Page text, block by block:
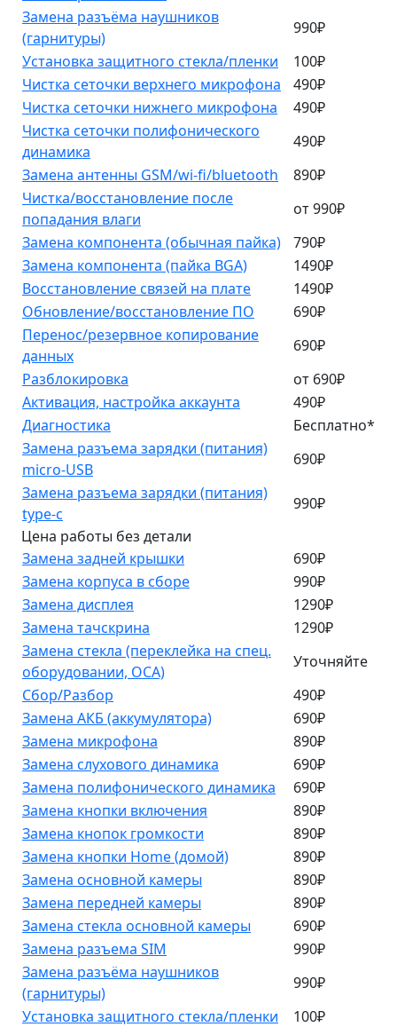
Замена разъёма наушников
(гарнитуры)
990₽
Установка защитного стекла/пленки
100₽
Чистка сеточки верхнего микрофона
490₽
Чистка сеточки нижнего микрофона
490₽
Чистка сеточки полифонического
динамика
490₽
Замена антенны GSM/wi-fi/bluetooth
890₽
Чистка/восстановление после
попадания влаги
от 990₽
Замена компонента (обычная пайка)
790₽
Замена компонента (пайка BGA)
1490₽
Восстановление связей на плате
1490₽
Обновление/восстановление ПО
690₽
Перенос/резервное копирование
данных
690₽
Разблокировка
от 690₽
Активация, настройка аккаунта
490₽
Диагностика
Бесплатно*
Замена разъема зарядки (питания)
micro-USB
690₽
Замена разъема зарядки (питания)
type-c
990₽
Цена работы без детали
Замена задней крышки
690₽
Замена корпуса в сборе
990₽
Замена дисплея
1290₽
Замена тачскрина
1290₽
Замена стекла (переклейка на спец.
оборудовании, OCA)
Уточняйте
Сбор/Разбор
490₽
Замена АКБ (аккумулятора)
690₽
Замена микрофона
890₽
Замена слухового динамика
690₽
Замена полифонического динамика
690₽
Замена кнопки включения
890₽
Замена кнопок громкости
890₽
Замена кнопки Home (домой)
890₽
Замена основной камеры
890₽
Замена передней камеры
890₽
Замена стекла основной камеры
690₽
Замена разъема SIM
990₽
Замена разъёма наушников
(гарнитуры)
990₽
Установка защитного стекла/пленки
100₽